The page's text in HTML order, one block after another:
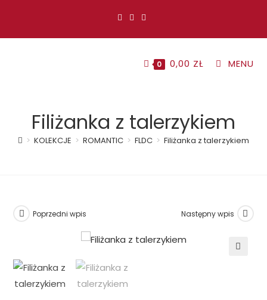
0 0,00 ZŁ MENU
Filiżanka z talerzykiem
> KOLEKCJE > ROMANTIC > FLDC > Filiżanka z talerzykiem
Poprzedni wpis Następny wpis